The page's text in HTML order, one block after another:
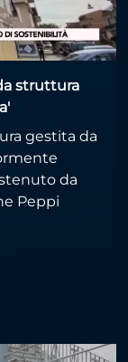
struttura
gestita da
da
Peppi